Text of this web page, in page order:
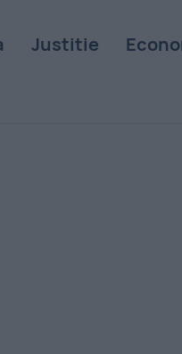
Justitie